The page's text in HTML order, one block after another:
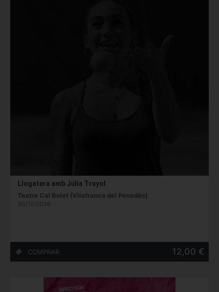
Llogatera amb Júlia Truyol
Teatre Cal Bolet (Vilafranca del Penedès)
30/10/2026
12,00 €